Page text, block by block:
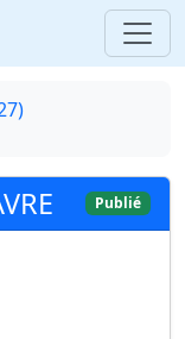
Publié